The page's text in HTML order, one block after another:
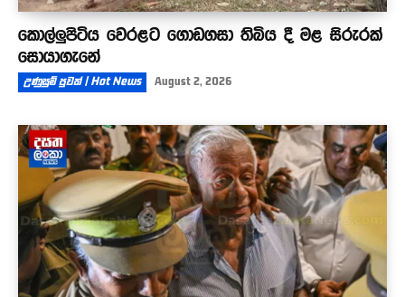
කොල්ලුපිටිය වෙරළට ගොඩගසා තිබිය දී මළ සිරුරක්
සොයාගැනේ
උණුසුම් පුවත් | Hot News August 2, 2026